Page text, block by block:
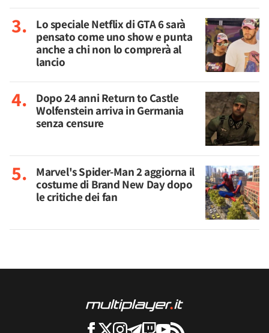
Lo speciale Netflix di GTA 6 sarà
pensato come uno show e punta
anche a chi non lo comprerà al
lancio
Dopo 24 anni Return to Castle
Wolfenstein arriva in Germania
senza censure
Marvel's Spider-Man 2 aggiorna il
costume di Brand New Day dopo
le critiche dei fan